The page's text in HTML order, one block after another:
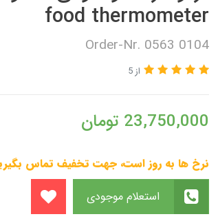
food thermometer
Order-Nr. 0563 0104
از 5
23,750,000 تومان
نرخ ها به روز است، جهت تخفیف تماس